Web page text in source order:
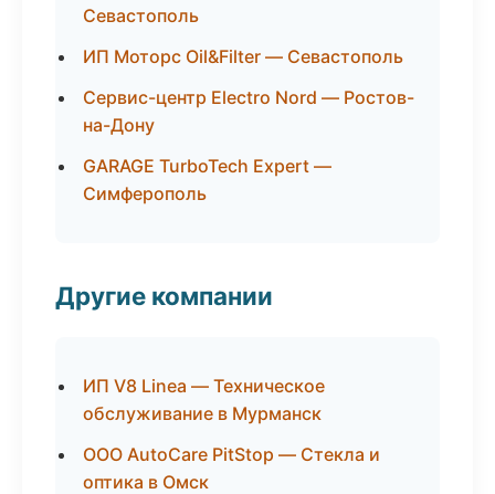
Севастополь
ИП Моторс Oil&Filter — Севастополь
Сервис-центр Electro Nord — Ростов-
на-Дону
GARAGE TurboTech Expert —
Симферополь
Другие компании
ИП V8 Linea — Техническое
обслуживание в Мурманск
ООО AutoCare PitStop — Стекла и
оптика в Омск